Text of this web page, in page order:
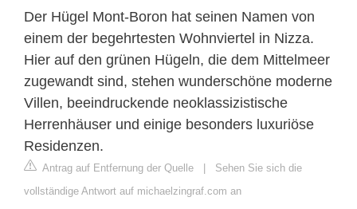
Der Hügel Mont-Boron hat seinen Namen von
einem der begehrtesten Wohnviertel in Nizza.
Hier auf den grünen Hügeln, die dem Mittelmeer
zugewandt sind, stehen wunderschöne moderne
Villen, beeindruckende neoklassizistische
Herrenhäuser und einige besonders luxuriöse
Residenzen.
Antrag auf Entfernung der Quelle | Sehen Sie sich die
vollständige Antwort auf michaelzingraf.com an